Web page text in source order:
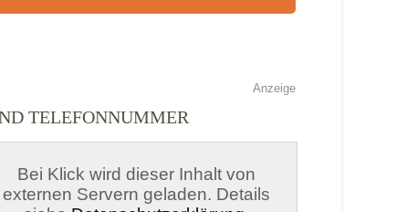
Anzeige
TELEFONNUMMER
Bei Klick wird dieser Inhalt von
externen Servern geladen. Details